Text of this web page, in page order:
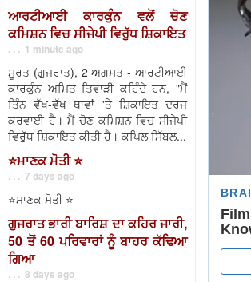
ਆਰਟੀਆਈ ਕਾਰਕੁੰਨ ਵਲੋਂ ਚੋਣ
ਕਮਿਸ਼ਨ ਵਿਚ ਸੀਜੇਪੀ ਵਿਰੁੱਧ ਸ਼ਿਕਾਇਤ
. . . 1 minute ago
ਸੂਰਤ (ਗੁਜਰਾਤ), 2 ਅਗਸਤ - ਆਰਟੀਆਈ
ਕਾਰਕੁੰਨ ਅਮਿਤ ਤਿਵਾੜੀ ਕਹਿੰਦੇ ਹਨ, "ਮੈਂ
ਤਿੰਨ ਵੱਖ-ਵੱਖ ਥਾਵਾਂ 'ਤੇ ਸ਼ਿਕਾਇਤ ਦਰਜ
ਕਰਵਾਈ ਹੈ। ਮੈਂ ਚੋਣ ਕਮਿਸ਼ਨ ਵਿਚ ਸੀਜੇਪੀ
ਵਿਰੁੱਧ ਸ਼ਿਕਾਇਤ ਕੀਤੀ ਹੈ। ਕਪਿਲ ਸਿੱਬਲ...
⭐️ਮਾਣਕ ਮੋਤੀ ⭐️
. . . 7 days ago
⭐️ਮਾਣਕ ਮੋਤੀ ⭐️
ਗੁਜਰਾਤ ਭਾਰੀ ਬਾਰਿਸ਼ ਦਾ ਕਹਿਰ ਜਾਰੀ,
50 ਤੋਂ 60 ਪਰਿਵਾਰਾਂ ਨੂੰ ਬਾਹਰ ਕੱਢਿਆ
ਗਿਆ
. . . 8 days ago